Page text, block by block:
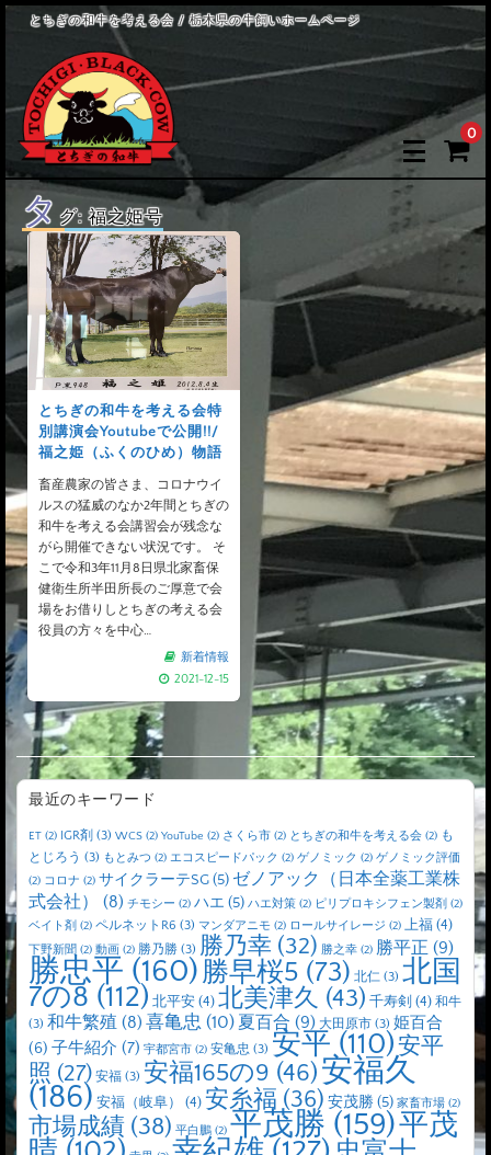
とちぎの和牛を考える会 / 栃木県の牛飼いホームページ
0
タ グ:福之姫号
とちぎの和牛を考える会特
別講演会Youtubeで公開!!/
福之姫（ふくのひめ）物語
畜産農家の皆さま、コロナウイ
ルスの猛威のなか2年間とちぎの
和牛を考える会講習会が残念な
がら開催できない状況です。 そ
こで令和3年11月8日県北家畜保
健衛生所半田所長のご厚意で会
場をお借りしとちぎの考える会
役員の方々を中心…
新着情報
2021-12-15
最近のキーワード
ET (2) IGR剤 (3) WCS (2) YouTube (2) さくら市 (2) とちぎの和牛を考える会 (2) も
とじろう (3) もとみつ (2) エコスピードパック (2) ゲノミック (2) ゲノミック評価
(2) コロナ (2) サイクラーテSG(5) ゼノアック（日本全薬工業株
式会社）
(8) チモシー (2) ハエ (5) ハエ対策 (2) ピリプロキシフェン製剤 (2)
ベイト剤 (2) ペルネットR6 (3) マンダアニモ (2) ロールサイレージ (2) 上福 (4)
下野新聞 (2) 動画 (2) 勝乃勝 (3) 勝乃幸 (32) 勝之幸 (2) 勝平正 (9)
勝忠平 (160)勝早桜5 (73) 北仁 (3) 北国
7の8 (112) 北平安 (4) 北美津久 (43) 千寿剣 (4) 和牛
(3) 和牛繁殖 (8) 喜亀忠 (10) 夏百合 (9) 大田原市 (3) 姫百合
(6) 子牛紹介 (7) 宇都宮市 (2) 安亀忠 (3) 安平(110)安平
照 (27) 安福 (3) 安福165の9 (46)安福久
(186) 安福（岐阜） (4) 安糸福 (36) 安茂勝 (5) 家畜市場 (2)
市場成績 (38) 平白鵬 (2) 平茂勝 (159)平茂